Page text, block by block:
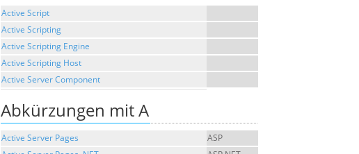
Active Script
Active Scripting
Active Scripting Engine
Active Scripting Host
Active Server Component
Abkürzungen mit A
Active Server Pages
ASP